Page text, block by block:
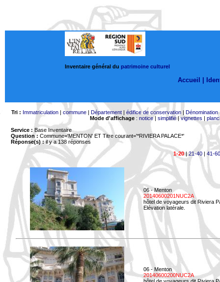
Inventaire général du patrimoine culturel
Accueil |
Tri : Immatriculation| commune| Département| édifice de conservation| Dénomination
Mode d'affichage: notice| simplifié|vignettes |
Service : Base Inventaire
Question : Commune='MENTON' ET Titre courant='*RIVIERA PALACE*'
Réponse(s) :il y a 138 réponses
1-20|21-40 | 41-60
06 - Menton
20140600201NUC2A
hôtel de voyageurs dit Riviera
Elévation latérale.
06 - Menton
20140600200NUC2A